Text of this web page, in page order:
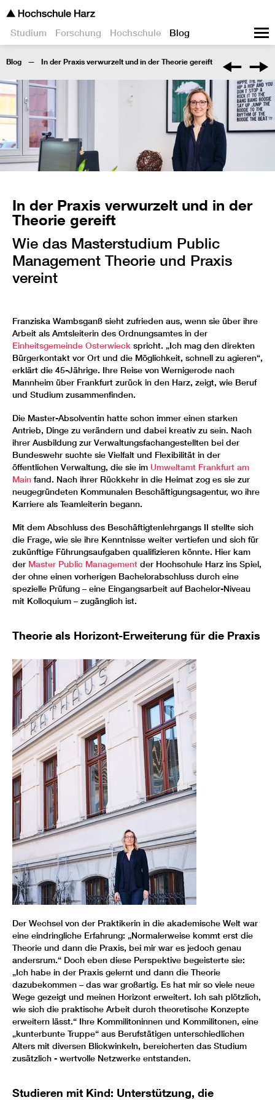
Studium Forschung Hochschule Blog
Blog In der Praxis verwurzelt und in der Theorie gereift
In der Praxis verwurzelt und in der
Theorie gereift
Wie das Masterstudium Public
Management Theorie und Praxis
vereint
Franziska Wambsganß sieht zufrieden aus, wenn sie über ihre
Arbeit als Amtsleiterin des Ordnungsamtes in der
Einheitsgemeinde Osterwieck spricht. „Ich mag den direkten
Bürgerkontakt vor Ort und die Möglichkeit, schnell zu agieren“,
erklärt die 45-Jährige. Ihre Reise von Wernigerode nach
Mannheim über Frankfurt zurück in den Harz, zeigt, wie Beruf
und Studium zusammenfinden.
Die Master-Absolventin hatte schon immer einen starken
Antrieb, Dinge zu verändern und dabei kreativ zu sein. Nach
ihrer Ausbildung zur Verwaltungsfachangestellten bei der
Bundeswehr suchte sie Vielfalt und Flexibilität in der
öffentlichen Verwaltung, die sie im Umweltamt Frankfurt am
Main fand. Nach ihrer Rückkehr in die Heimat zog es sie zur
neugegründeten Kommunalen Beschäftigungsagentur, wo ihre
Karriere als Teamleiterin begann.
Mit dem Abschluss des Beschäftigtenlehrgangs II stellte sich
die Frage, wie sie ihre Kenntnisse weiter vertiefen und sich für
zukünftige Führungsaufgaben qualifizieren könnte. Hier kam
der Master Public Management der Hochschule Harz ins Spiel,
der ohne einen vorherigen Bachelorabschluss durch eine
spezielle Prüfung – eine Eingangsarbeit auf Bachelor-Niveau
mit Kolloquium – zugänglich ist.
Theorie als Horizont-Erweiterung für die Praxis
Der Wechsel von der Praktikerin in die akademische Welt war
eine eindringliche Erfahrung: „Normalerweise kommt erst die
Theorie und dann die Praxis, bei mir war es jedoch genau
andersrum.“ Doch eben diese Perspektive begeisterte sie:
„Ich habe in der Praxis gelernt und dann die Theorie
dazubekommen – das war großartig. Es hat mir so viele neue
Wege gezeigt und meinen Horizont erweitert. Ich sah plötzlich,
wie sich die praktische Arbeit durch theoretische Konzepte
erweitern lässt.“ Ihre Kommilitoninnen und Kommilitonen, eine
„kunterbunte Truppe“ aus Berufstätigen unterschiedlichen
Alters mit diversen Blickwinkeln, bereicherten das Studium
zusätzlich - wertvolle Netzwerke entstanden.
Studieren mit Kind: Unterstützung, die